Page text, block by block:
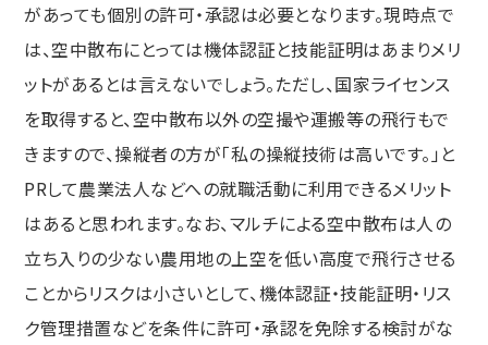
があっても個別の許可・承認は必要となります。現時点で
は、空中散布にとっては機体認証と技能証明はあまりメリ
ットがあるとは言えないでしょう。ただし、国家ライセンス
を取得すると、空中散布以外の空撮や運搬等の飛行もで
きますので、操縦者の方が「私の操縦技術は高いです。」と
PRして農業法人などへの就職活動に利用できるメリット
はあると思われます。なお、マルチによる空中散布は人の
立ち入りの少ない農用地の上空を低い高度で飛行させる
ことからリスクは小さいとして、機体認証・技能証明・リス
ク管理措置などを条件に許可・承認を免除する検討がな